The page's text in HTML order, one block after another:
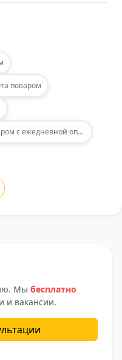
поваром
Курьером с ежедневной оплатой
Мы бесплатно
и вакансии.